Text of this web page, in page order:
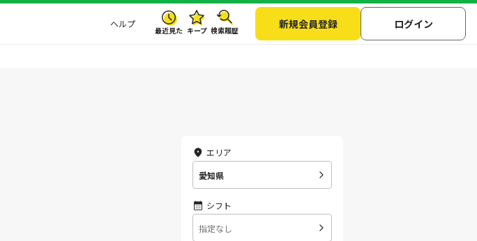
ヘルプ
最近見た キープ 検索履歴 新規会員登録 ログイン
エリア
愛知県
シフト
指定なし